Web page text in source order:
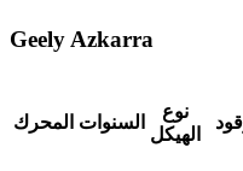
Geely Azkarra
المحرك السنوات
نوع
الهيكل